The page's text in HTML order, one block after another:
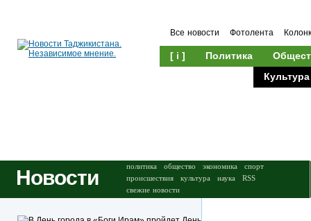
Все новости Фотолента
[ i ] Политика
Культура
Новости политика общество экономика
спорт
происшествия
культура наука
RSS
свежие новости